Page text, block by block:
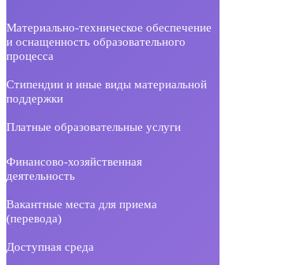
Материально-техническое обеспечение
и оснащенность образовательного
процесса
Стипендии и иные виды материальной
поддержки
Платные образовательные услуги
Финансово-хозяйственная
деятельность
Вакантные места для приема
(перевода)
Доступная среда